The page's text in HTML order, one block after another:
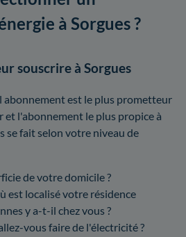
à Sorgues ?
souscrire à Sorgues
est le plus prometteur
et l'abonnement le plus propice à
se fait selon votre niveau de
de votre domicile ?
est localisé votre résidence
y a-t-il chez vous ?
vous faire de l'électricité ?